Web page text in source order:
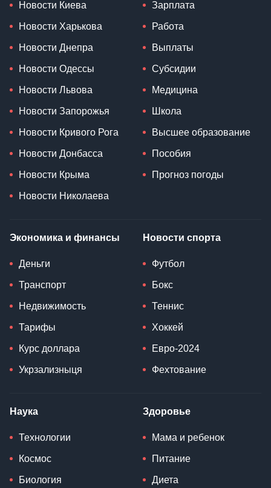
Новости Киева
Новости Харькова
Новости Днепра
Новости Одессы
Новости Львова
Новости Запорожья
Новости Кривого Рога
Новости Донбасса
Новости Крыма
Новости Николаева
Зарплата
Работа
Выплаты
Субсидии
Медицина
Школа
Высшее образование
Пособия
Прогноз погоды
Экономика и финансы
Деньги
Транспорт
Недвижимость
Тарифы
Курс доллара
Укрзализныця
Новости спорта
Футбол
Бокс
Теннис
Хоккей
Евро-2024
Фехтование
Наука
Технологии
Космос
Биология
Здоровье
Мама и ребенок
Питание
Диета